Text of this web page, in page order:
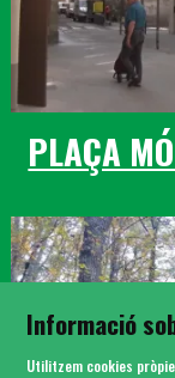
PLAÇA
Informació
Utilitzem cookies